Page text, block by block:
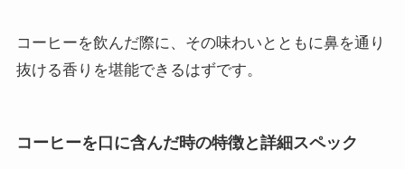
コーヒーを飲んだ際に、その味わいとともに鼻を通り
抜ける香りを堪能できるはずです。
コーヒーを口に含んだ時の特徴と詳細スペック